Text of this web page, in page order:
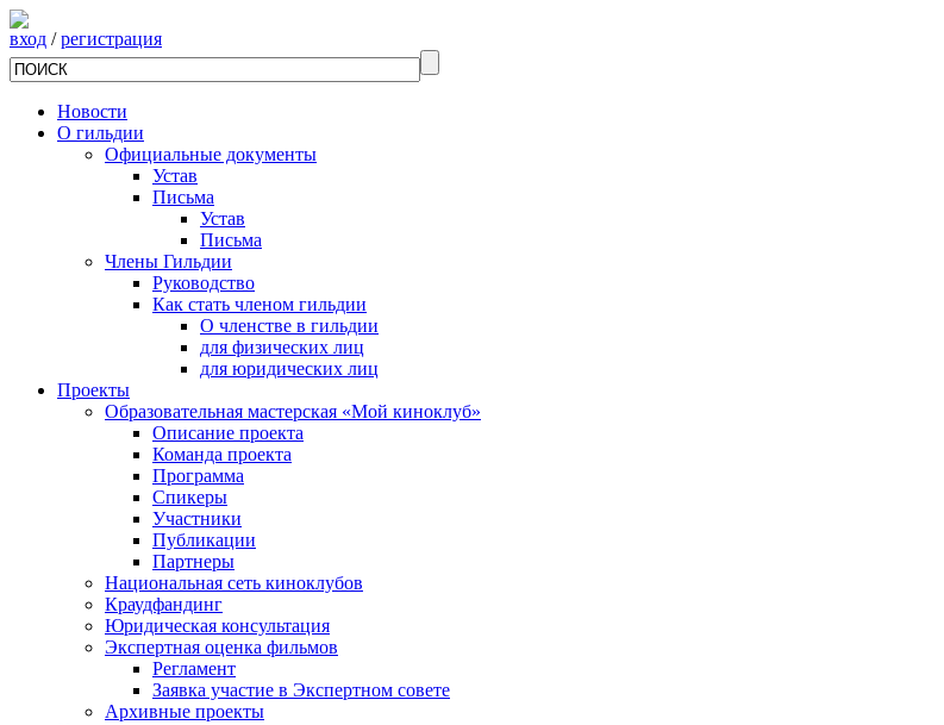
вход /регистрация
Новости
О гильдии
Официальные документы
Устав
Письма
Устав
Письма
Члены Гильдии
Руководство
Как стать членом гильдии
О членстве в гильдии
для физических лиц
для юридических лиц
Проекты
Образовательная мастерская «Мой киноклуб»
Описание проекта
Команда проекта
Программа
Спикеры
Участники
Публикации
Партнеры
Национальная сеть киноклубов
Краудфандинг
Юридическая консультация
Экспертная оценка фильмов
Регламент
Заявка участие в Экспертном совете
Архивные проекты